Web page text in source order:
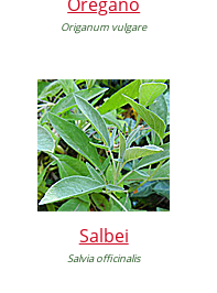
Origanum vulgare
Salbei
Salvia officinalis